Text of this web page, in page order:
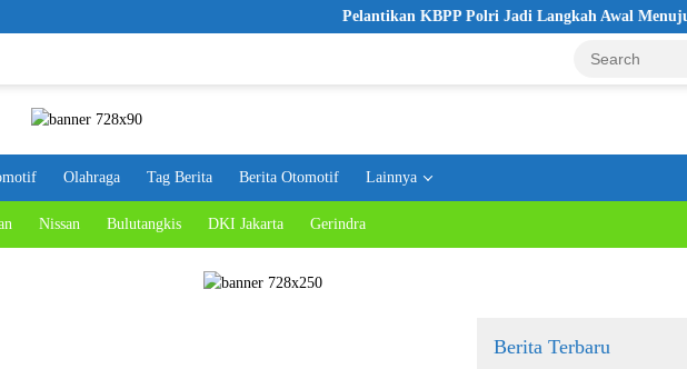
Pelantikan KBPP Polri Jadi Langkah Awal Menuju
Olahraga Tag Berita Berita Otomotif Lainnya
Nissan Bulutangkis DKI Jakarta Gerindra
Berita Terbaru